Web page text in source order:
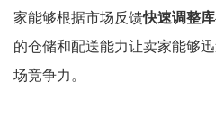
家能够根据市场反馈快速调整
的仓储和配送能力让卖家能够
场竞争力。